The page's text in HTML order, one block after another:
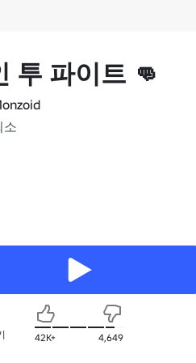
투 파이트 👊
소
42K+ 4,649